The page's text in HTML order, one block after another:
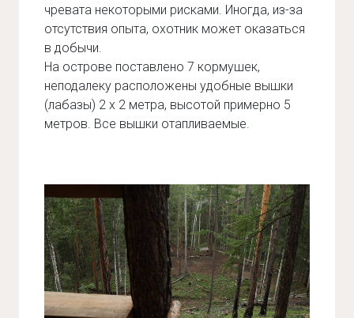
чревата некоторыми рисками. Иногда, из-за
отсутствия опыта, охотник может оказаться
в добычи.
На острове поставлено 7 кормушек,
неподалеку расположены удобные вышки
(лабазы) 2 x 2 метра, высотой примерно 5
метров. Все вышки отапливаемые.